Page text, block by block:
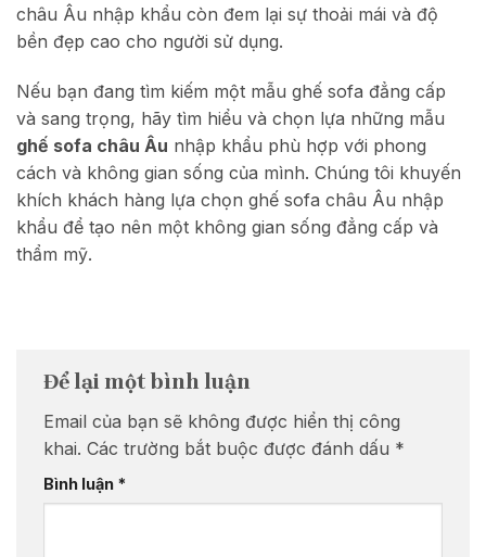
châu Âu nhập khẩu còn đem lại sự thoải mái và độ
bền đẹp cao cho người sử dụng.
Nếu bạn đang tìm kiếm một mẫu ghế sofa đẳng cấp
và sang trọng, hãy tìm hiểu và chọn lựa những mẫu
ghế sofa châu Âu nhập khẩu phù hợp với phong
cách và không gian sống của mình. Chúng tôi khuyến
khích khách hàng lựa chọn ghế sofa châu Âu nhập
khẩu để tạo nên một không gian sống đẳng cấp và
thẩm mỹ.
Để lại một bình luận
Email của bạn sẽ không được hiển thị công
khai. Các trường bắt buộc được đánh dấu *
Bình luận *